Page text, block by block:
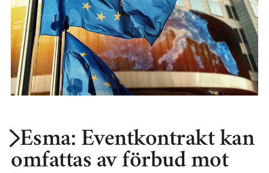
Esma: Eventkontrakt kan
omfattas av förbud mot